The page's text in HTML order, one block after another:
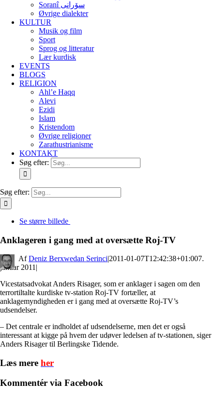
Soranî سۆرانی
Øvrige dialekter
KULTUR
Musik og film
Sport
Sprog og litteratur
Lær kurdisk
EVENTS
BLOGS
RELIGION
Ahl’e Haqq
Alevi
Ezidi
Islam
Kristendom
Øvrige religioner
Zarathustrianisme
KONTAKT
Søg efter:
Søg efter:
Se større billede
Anklageren i gang med at oversætte Roj-TV
By Deniz Berxwedan Serinci|2011-01-07T12:42:38+01:007.
januar 2011|
Vicestatsadvokat Anders Risager, som er anklager i sagen om den
terrortiltalte kurdiske tv-station Roj-TV fortæller, at
anklagemyndigheden er i gang med at oversætte Roj-TV’s
udsendelser.
– Det centrale er indholdet af udsendelserne, men det er også
interessant at kigge på hvem der udøver ledelsen af tv-stationen, siger
Anders Risager til Berlingske Tidende.
Læs mere her
Kommentér via Facebook